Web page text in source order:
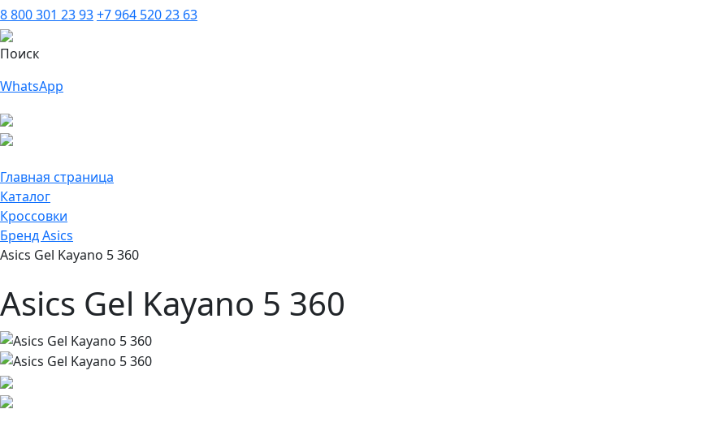
8 800 301 23 93+7 964 520 23 63
Поиск
WhatsApp
Главная страница
Каталог
Кроссовки
Бренд Asics
Asics Gel Kayano 5 360
Asics Gel Kayano 5 360